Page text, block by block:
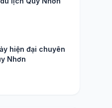
hiện đại chuyên
Nhơn